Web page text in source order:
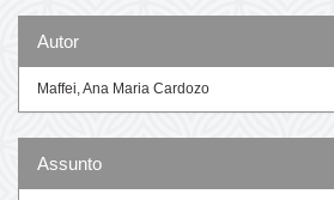
Autor
Maffei, Ana Maria Cardozo
Assunto